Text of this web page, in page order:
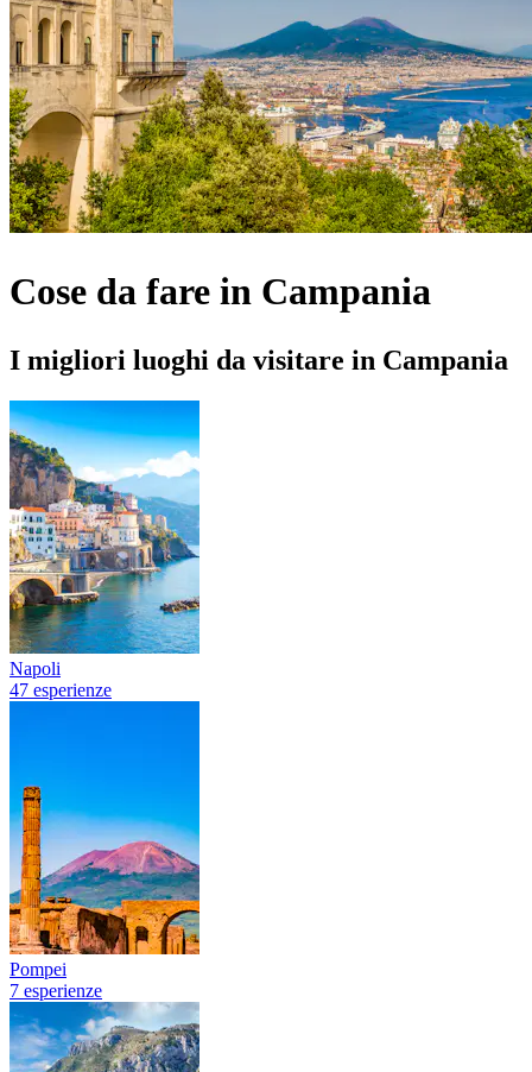
Cose da fare in Campania
I migliori luoghi da visitare in Campania
Napoli
47 esperienze
Pompei
7 esperienze